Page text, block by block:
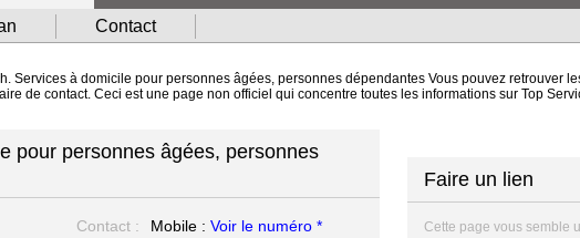
Contact
Services à domicile pour personnes âgées, personnes dépendantes Vous pouvez retrouver
de contact. Ceci est une page non officiel qui concentre toutes les informations sur Top
pour personnes âgées, personnes
Contact : Mobile : Voir le numéro *
Faire un lien
Cette page vous semble